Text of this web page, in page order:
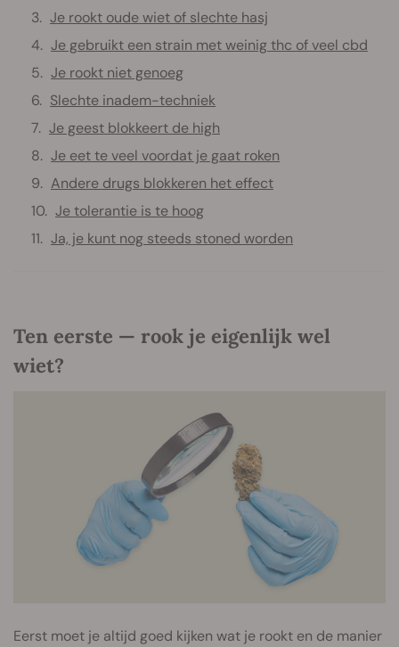
Je rookt oude wiet of slechte hasj
Je gebruikt een strain met weinig thc of veel cbd
Je rookt niet genoeg
Slechte inadem-techniek
Je geest blokkeert de high
Je eet te veel voordat je gaat roken
Andere drugs blokkeren het effect
Je tolerantie is te hoog
Ja, je kunt nog steeds stoned worden
Ten eerste — rook je eigenlijk wel
wiet?
Eerst moet je altijd goed kijken wat je rookt en de manier